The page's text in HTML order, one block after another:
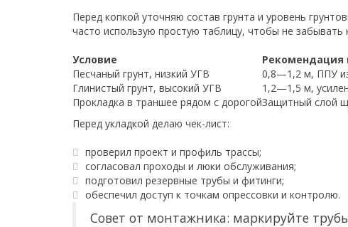
Перед копкой уточняю состав грунта и уровень
часто использую простую таблицу, чтобы не
Условие
Рекомендация
Песчаный грунт, низкий УГВ
0,8—1,2 м, ППУ
Глинистый грунт, высокий УГВ
1,2—1,5 м,
Прокладка в траншее рядом с дорогойЗащитный слой
Перед укладкой делаю чек-лист:
проверил проект и профиль трассы;
согласовал проходы и люки обслуживания;
подготовил резервные трубы и фитинги;
обеспечил доступ к точкам опрессовки и контролю.
Совет от монтажника: маркируйте